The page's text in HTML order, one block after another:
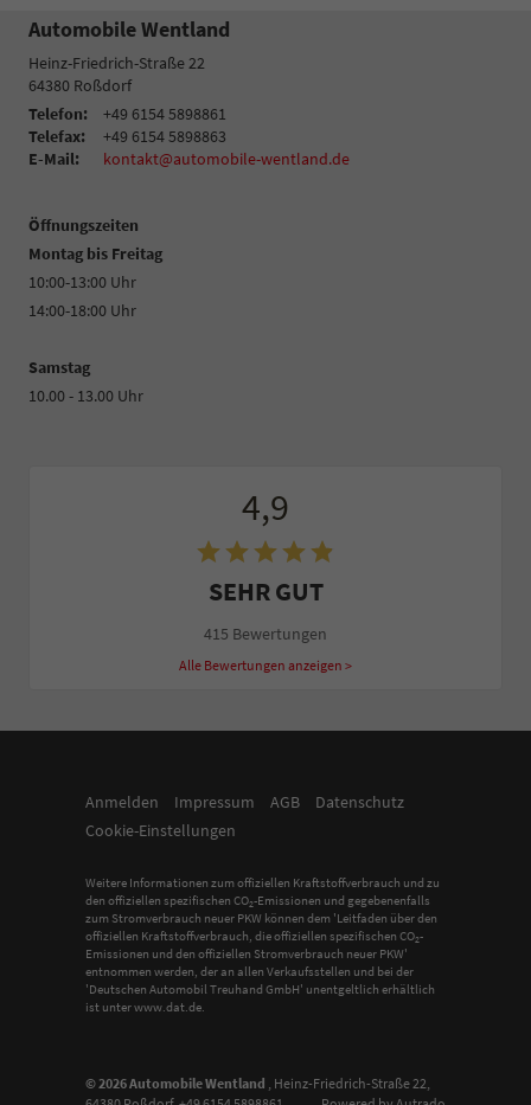
Automobile Wentland
Heinz-Friedrich-Straße 22
64380 Roßdorf
Telefon:
+49 6154 5898861
Telefax:
+49 6154 5898863
E-Mail:
kontakt@automobile-wentland.de
Öffnungszeiten
Montag bis Freitag
10:00-13:00 Uhr
14:00-18:00 Uhr
Samstag
10.00 - 13.00 Uhr
4,9
SEHR GUT
415 Bewertungen
Alle Bewertungen anzeigen >
Anmelden Impressum AGB
Datenschutz
Cookie-Einstellungen
Weitere Informationen zum offiziellen Kraftstoffverbrauch und zu
den offiziellen spezifischen CO2-Emissionen und gegebenenfalls
zum Stromverbrauch neuer PKW können dem 'Leitfaden über den
offiziellen Kraftstoffverbrauch, die offiziellen spezifischen CO2-
Emissionen und den offiziellen Stromverbrauch neuer PKW'
entnommen werden, der an allen Verkaufsstellen und bei der
'Deutschen Automobil Treuhand GmbH' unentgeltlich erhältlich
ist unter www.dat.de.
© 2026Automobile Wentland , Heinz-Friedrich-Straße 22,